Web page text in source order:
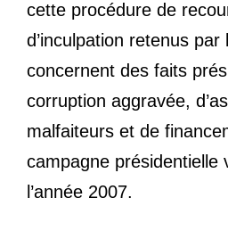
cette procédure de
d’inculpation retenus par
concernent des faits
corruption aggravée,
malfaiteurs et de
campagne présidentielle
l’année 2007.